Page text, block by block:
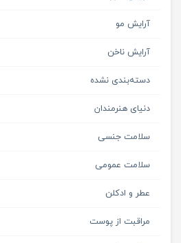
آرایش مو
آرایش ناخن
دسته‌بندی نشده
دنیای هنرمندان
سلامت جنسی
سلامت عمومی
عطر و ادکلن
مراقبت از پوست